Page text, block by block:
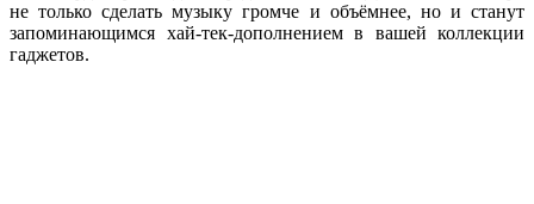
не только сделать музыку громче и объёмнее, но и станут
запоминающимся хай-тек-дополнением в вашей коллекции
гаджетов.